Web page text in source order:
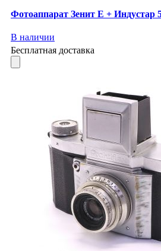
Фотоаппарат Зенит Е + Индустар
В наличии
Бесплатная доставка